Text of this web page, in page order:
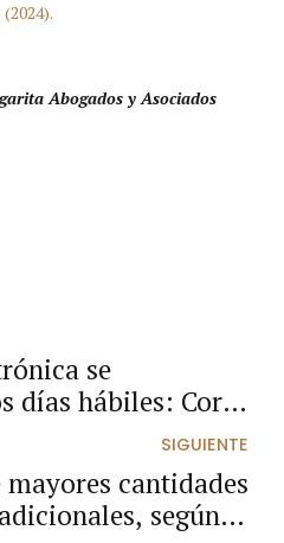
Abogados y Asociados
se
días hábiles: Corte
SIGUIENTE
cantidades
según el